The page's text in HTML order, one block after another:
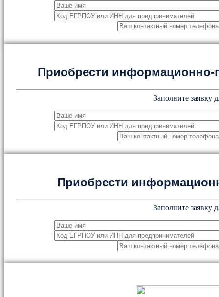
Приобрести
Заполните заявку
Приобрести
Заполните заявку